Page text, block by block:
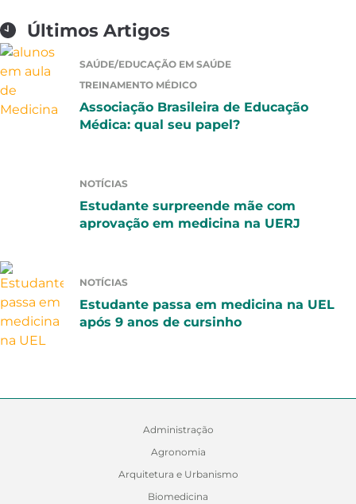
Últimos Artigos
SAÚDE/EDUCAÇÃO EM SAÚDE
TREINAMENTO MÉDICO
Associação Brasileira de Educação
Médica: qual seu papel?
NOTÍCIAS
Estudante surpreende mãe com
aprovação em medicina na UERJ
NOTÍCIAS
Estudante passa em medicina na UEL
após 9 anos de cursinho
Administração
Agronomia
Arquitetura e Urbanismo
Biomedicina